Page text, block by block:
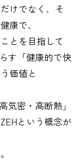
けでなく、そ
康で、
とを目指して
す「健康的で快
価値と
気密・高断熱」
という概念が